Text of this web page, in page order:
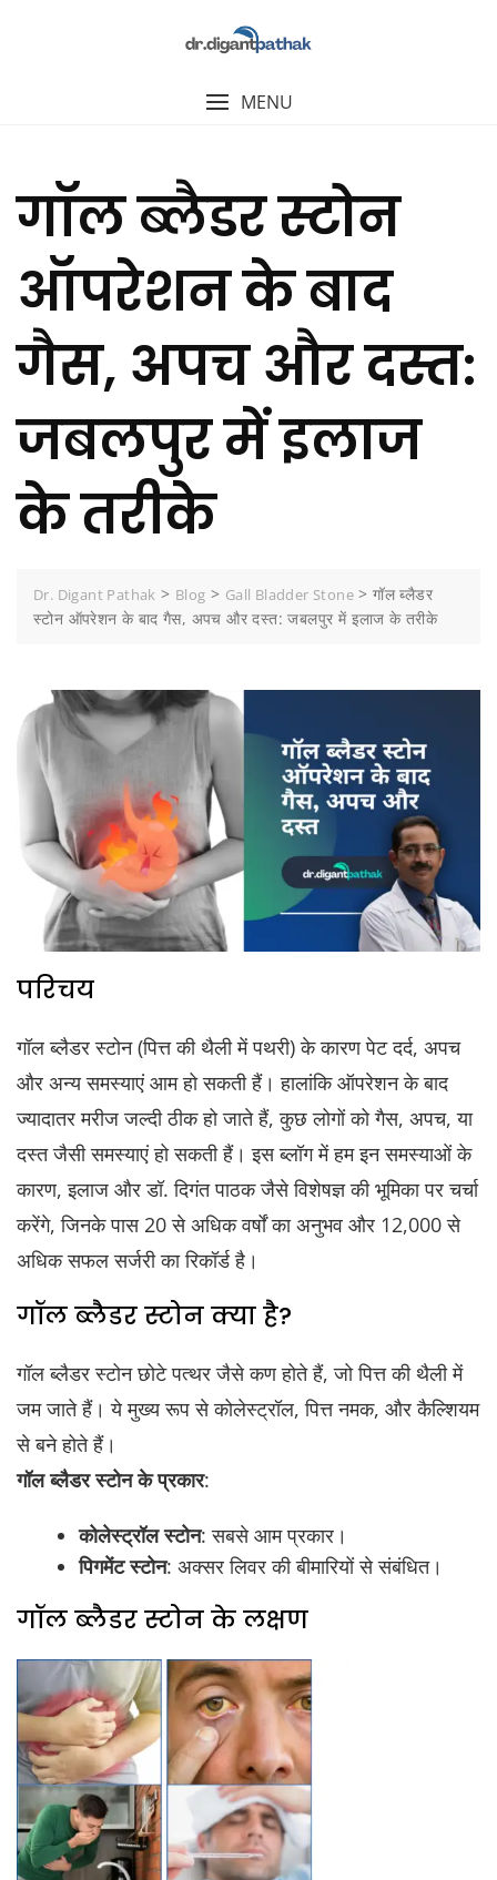
MENU
गॉल ब्लैडर स्टोन
ऑपरेशन के बाद
गैस, अपच और दस्त:
जबलपुर में इलाज
के तरीके
Dr. Digant Pathak > Blog > Gall Bladder Stone >गॉल ब्लैडर
स्टोन ऑपरेशन के बाद गैस, अपच और दस्त: जबलपुर में इलाज के तरीके
परिचय
गॉल ब्लैडर स्टोन (पित्त की थैली में पथरी) के कारण पेट दर्द, अपच
और अन्य समस्याएं आम हो सकती हैं। हालांकि ऑपरेशन के बाद
ज्यादातर मरीज जल्दी ठीक हो जाते हैं, कुछ लोगों को गैस, अपच, या
दस्त जैसी समस्याएं हो सकती हैं। इस ब्लॉग में हम इन समस्याओं के
कारण, इलाज और डॉ. दिगंत पाठक जैसे विशेषज्ञ की भूमिका पर चर्चा
करेंगे, जिनके पास 20 से अधिक वर्षों का अनुभव और 12,000 से
अधिक सफल सर्जरी का रिकॉर्ड है।
गॉल ब्लैडर स्टोन क्या है?
गॉल ब्लैडर स्टोन छोटे पत्थर जैसे कण होते हैं, जो पित्त की थैली में
जम जाते हैं। ये मुख्य रूप से कोलेस्ट्रॉल, पित्त नमक, और कैल्शियम
से बने होते हैं।
गॉल ब्लैडर स्टोन के प्रकार:
कोलेस्ट्रॉल स्टोन: सबसे आम प्रकार।
पिगमेंट स्टोन: अक्सर लिवर की बीमारियों से संबंधित।
गॉल ब्लैडर स्टोन के लक्षण